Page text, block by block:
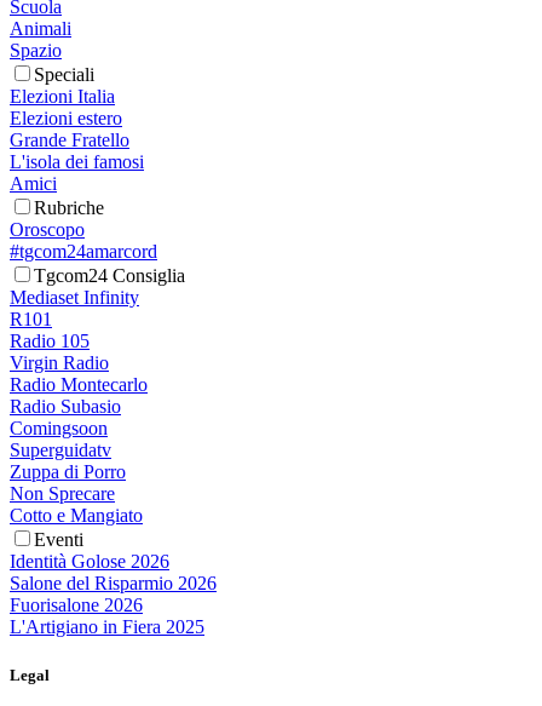
Scuola
Animali
Spazio
Speciali
Elezioni Italia
Elezioni estero
Grande Fratello
L'isola dei famosi
Amici
Rubriche
Oroscopo
#tgcom24amarcord
Tgcom24 Consiglia
Mediaset Infinity
R101
Radio 105
Virgin Radio
Radio Montecarlo
Radio Subasio
Comingsoon
Superguidatv
Zuppa di Porro
Non Sprecare
Cotto e Mangiato
Eventi
Identità Golose 2026
Salone del Risparmio 2026
Fuorisalone 2026
L'Artigiano in Fiera 2025
Legal